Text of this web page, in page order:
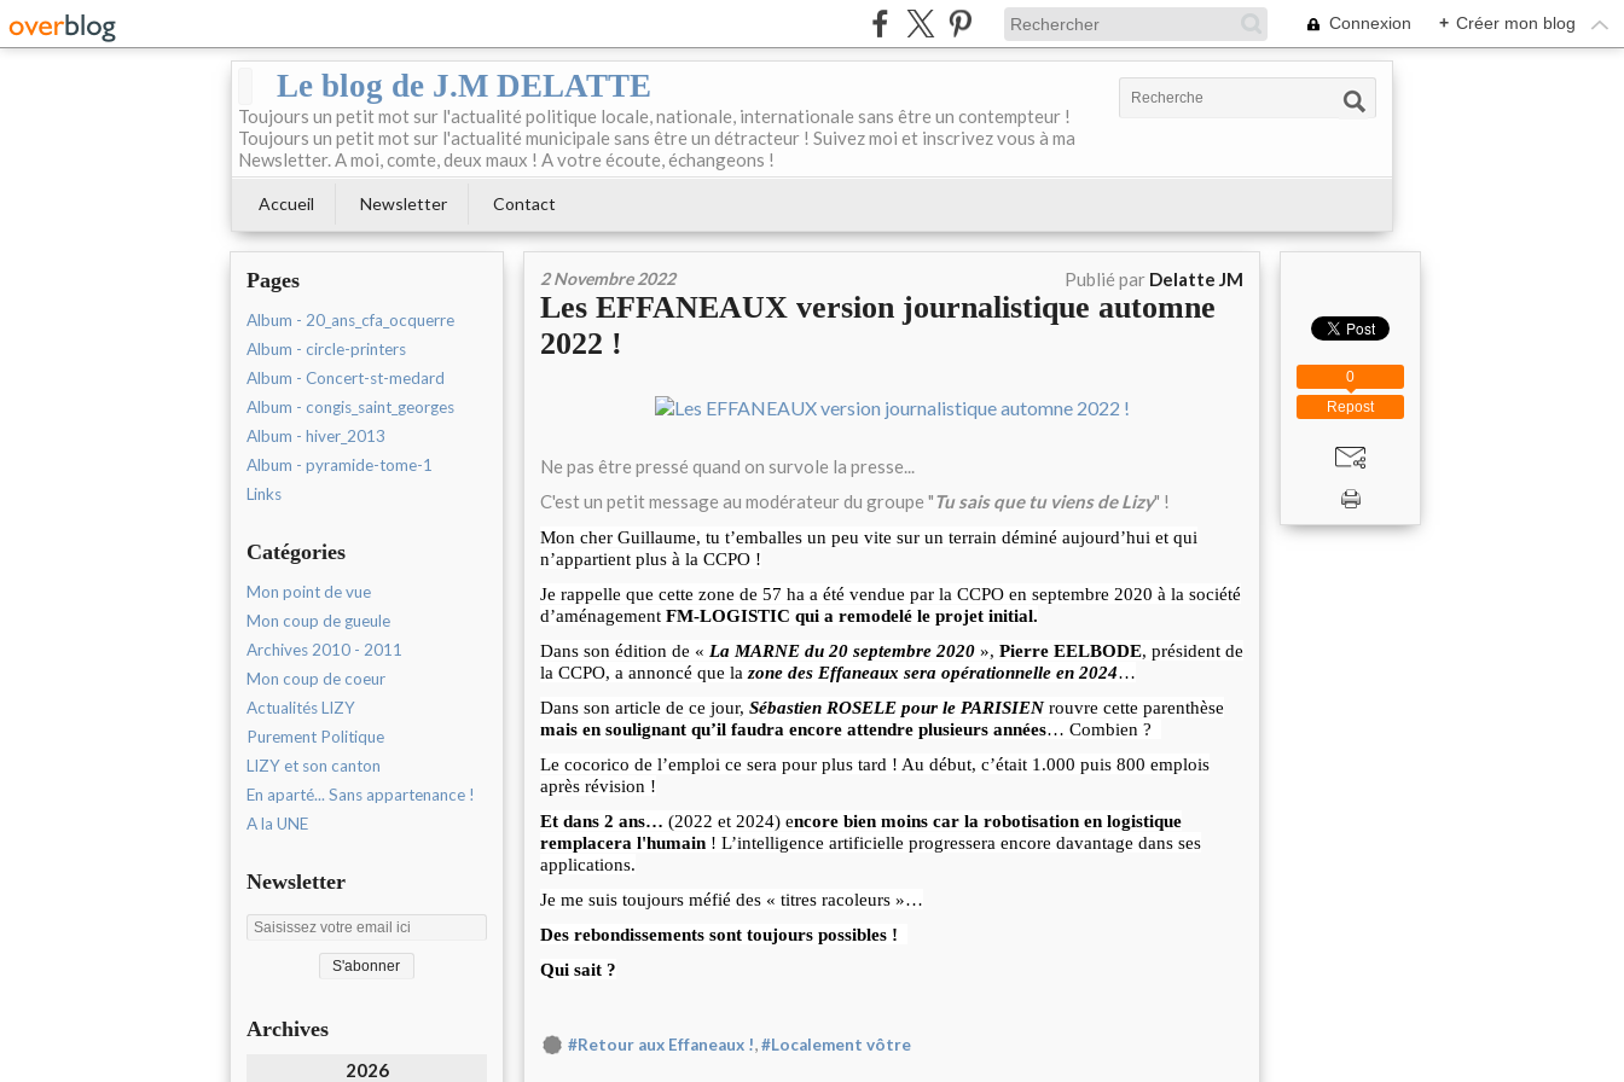
Connexion + Créer mon blog
Le blog de J.M DELATTE
Toujours un petit mot sur l'actualité politique locale, nationale, internationale sans être un contempteur !
Toujours un petit mot sur l'actualité municipale sans être un détracteur ! Suivez moi et inscrivez vous à ma
Newsletter. A moi, comte, deux maux ! A votre écoute, échangeons !
Accueil Newsletter Contact
Pages
Album - 20_ans_cfa_ocquerre
Album - circle-printers
Album - Concert-st-medard
Album - congis_saint_georges
Album - hiver_2013
Album - pyramide-tome-1
Links
Catégories
Mon point de vue
Mon coup de gueule
Archives 2010 - 2011
Mon coup de coeur
Actualités LIZY
Purement Politique
LIZY et son canton
En aparté... Sans appartenance !
A la UNE
Newsletter
Archives
2026
2 Novembre 2022 Publié par Delatte JM
Les EFFANEAUX version journalistique automne
2022 !
Ne pas être pressé quand on survole la presse...
C'est un petit message au modérateur du groupe "Tu sais que tu viens de Lizy" !
Mon cher Guillaume, tu t’emballes un peu vite sur un terrain déminé aujourd’hui et qui
n’appartient plus à la CCPO !
Je rappelle que cette zone de 57 ha a été vendue par la CCPO en septembre 2020 à la société
d’aménagement FM-LOGISTIC qui a remodelé le projet initial.
Dans son édition de « La MARNE du 20 septembre 2020 », Pierre EELBODE, président de
la CCPO, a annoncé que lazone des Effaneaux sera opérationnelle en 2024…
Dans son article de ce jour, Sébastien ROSELE pour le PARISIENrouvre cette parenthèse
mais en soulignant qu’il faudra encore attendre plusieurs années… Combien ?
Le cocorico de l’emploi ce sera pour plus tard ! Au début, c’était 1.000 puis 800 emplois
après révision !
Et dans 2 ans… (2022 et 2024) encore bien moins car la robotisation en logistique
remplacera l'humain ! L’intelligence artificielle progressera encore davantage dans ses
applications.
Je me suis toujours méfié des « titres racoleurs »…
Des rebondissements sont toujours possibles !
Qui sait ?
#Retour aux Effaneaux !,#Localement vôtre
Repost
0